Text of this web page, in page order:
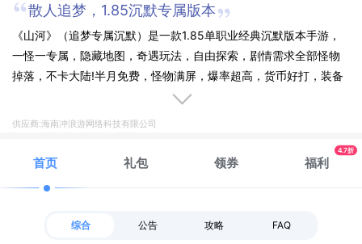
散人追梦，1.85沉默专属版本
《山河》（追梦专属沉默）是一款1.85单职业经典沉默版本手游，
一怪一专属，隐藏地图，奇遇玩法，自由探索，剧情需求全部怪物
掉落，不卡大陆!半月免费，怪物满屏，爆率超高，货币好打，装备
属性强大，打到一件当前大陆打怪无压力，散人天堂!
供应商:海南冲浪游网络科技有限公司
首页 礼包 领券 福利
4.7折
综合 公告 攻略 FAQ